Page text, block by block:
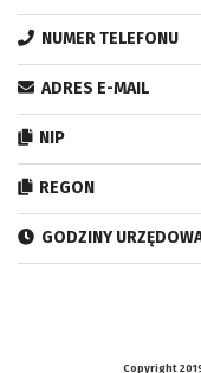
NUMER TELEFONU
ADRES E-MAIL
NIP
REGON
GODZINY
Copyright